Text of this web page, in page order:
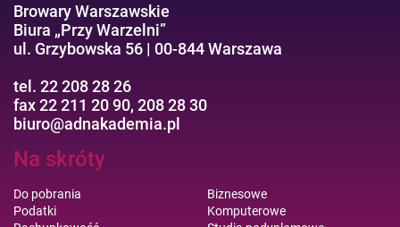
Browary Warszawskie
Biura „Przy Warzelni”
ul. Grzybowska 56 | 00-844 Warszawa
tel. 22 208 28 26
fax 22 211 20 90, 208 28 30
biuro@adnakademia.pl
Na skróty
Do pobrania
Podatki
Biznesowe
Komputerowe